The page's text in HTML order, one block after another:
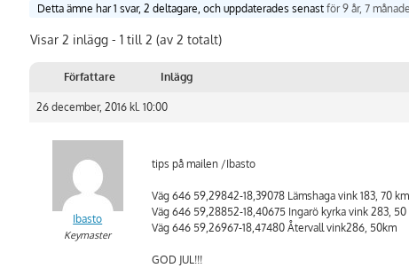
Detta ämne har 1 svar, 2 deltagare, och uppdaterades senastför 9 år, 7
Visar 2 inlägg - 1 till 2 (av 2 totalt)
Författare Inlägg
26 december, 2016 kl. 10:00
Ibasto
Keymaster
tips på mailen /Ibasto
Väg 646 59,29842-18,39078 Lämshaga vink 183, 70 km
Väg 646 59,28852-18,40675 Ingarö kyrka vink 283, 50
Väg 646 59,26967-18,47480 Återvall vink286, 50km
GOD JUL!!!